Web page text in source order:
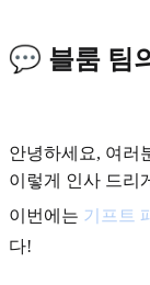
💬 블룸 팀
안녕하세요, 여러
이렇게 인사 드리
이번에는 기프트
다!